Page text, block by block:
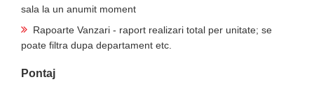
sala la un anumit moment
Rapoarte Vanzari - raport realizari total per unitate; se
poate filtra dupa departament etc.
Pontaj